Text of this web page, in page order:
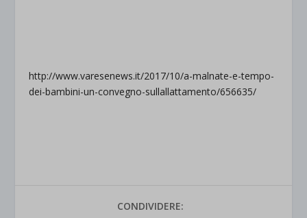
http://www.varesenews.it/2017/10/a-malnate-e-tempo-
dei-bambini-un-convegno-sullallattamento/656635/
CONDIVIDERE: